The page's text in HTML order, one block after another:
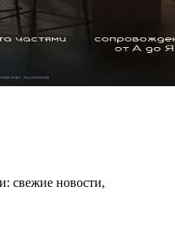
свежие новости,